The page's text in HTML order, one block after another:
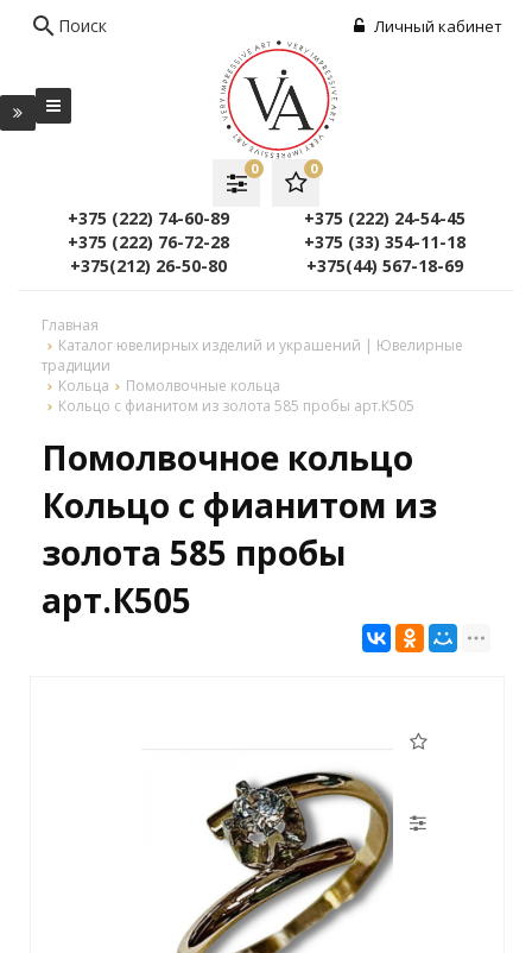
0
0
search Поиск
+375 (222) 74-60-89
+375 (222) 24-54-45
+375 (222) 76-72-28
+375 (33) 354-11-18
+375(212) 26-50-80
+375(44) 567-18-69
Личный кабинет
Главная
Каталог ювелирных изделий и украшений | Ювелирные
традиции
Кольца
Помолвочные кольца
Кольцо с фианитом из золота 585 пробы арт.К505
Помолвочное кольцо
Кольцо с фианитом из
золота 585 пробы
арт.К505